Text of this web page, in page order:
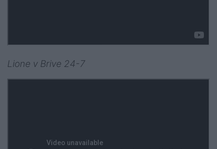
Lione v Brive 24-7